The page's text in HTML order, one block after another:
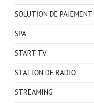
SOLUTION DE PAIEMENT
SPA
START TV
STATION DE RADIO
STREAMING